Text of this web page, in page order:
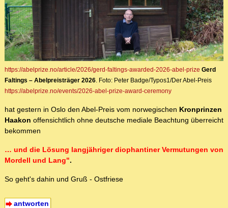
https://abelprize.no/article/2026/gerd-faltings-awarded-2026-abel-prize Gerd
Faltings – Abelpreisträger 2026 . Foto: Peter Badge/Typos1/Der Abel-Preis
https://abelprize.no/events/2026-abel-prize-award-ceremony
hat gestern in Oslo den Abel-Preis vom norwegischen Kronprinzen
Haakon offensichtlich ohne deutsche mediale Beachtung überreicht
bekommen
… und die Lösung langjähriger diophantiner Vermutungen von
Mordell und Lang".
So geht's dahin und Gruß - Ostfriese
antworten